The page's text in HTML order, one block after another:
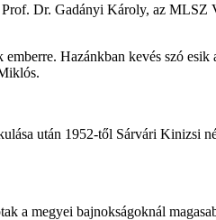
Dr. Gadányi Károly, az MLSZ
Hazánkban kevés szó
után 1952-től Sárvári Kinizsi
a megyei bajnokságoknál